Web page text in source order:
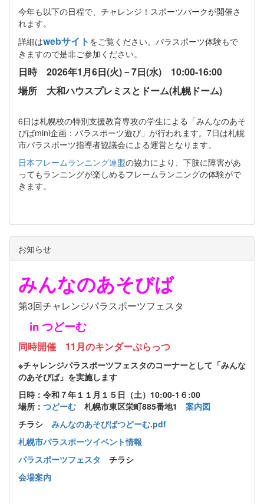
今年も以下の日程で、チャレンジ！スポーツパークが開催さ
れます。
詳細はwebサイト をご覧ください。パラスポーツ体験もで
きますので是非ご参加ください。
日時 2026年1月6日(火)－7日(水) 10:00-16:00
場所 大和ハウスプレミスとドーム(札幌ドーム)
6日は札幌校の特別支援教育専攻の学生による「みんなのあそ
びばmini企画：パラスポーツ遊び」が行われます。7日は札幌
市パラスポーツ指導者協議会による運営となります。
日本フレームランニング連盟の協力により、下肢に障害があ
ってもランニングが楽しめるフレームランニングの体験がで
きます。
お知らせ
みんなのあそびば
第3回チャレンジパラスポーツフェスタ
in つどーむ
同時開催 11月のキンダーぷらっつ
※チャレンジパラスポーツフェスタのコーナーとして「みんな
のあそびば」を実施します
日時：令和７年１１月１５日（土）10:00-1６:00
場所： つどーむ 札幌市東区栄町885番地1 案内図
チラシ みんなのあそびばつどーむ.pdf
札幌市パラスポーツイベント情報
パラスポーツフェスタ チラシ
会場案内